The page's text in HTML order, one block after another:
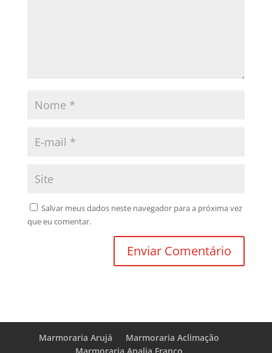
Salvar meus dados neste navegador para a próxima vez
que eu comentar.
Marmoraria Arujá
Marmoraria Aclimação